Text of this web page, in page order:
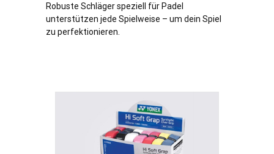
Robuste Schläger speziell für Padel
unterstützen jede Spielweise – um dein Spiel
zu perfektionieren.